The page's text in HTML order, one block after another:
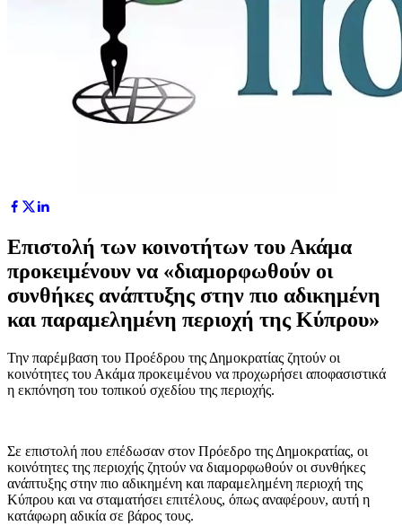
Επιστολή των κοινοτήτων του Ακάμα
προκειμένουν να «διαμορφωθούν οι
συνθήκες ανάπτυξης στην πιο αδικημένη
και παραμελημένη περιοχή της Κύπρου»
Την παρέμβαση του Προέδρου της Δημοκρατίας ζητούν οι
κοινότητες του Ακάμα προκειμένου να προχωρήσει αποφασιστικά
η εκπόνηση του τοπικού σχεδίου της περιοχής.
Σε επιστολή που επέδωσαν στον Πρόεδρο της Δημοκρατίας, οι
κοινότητες της περιοχής ζητούν να διαμορφωθούν οι συνθήκες
ανάπτυξης στην πιο αδικημένη και παραμελημένη περιοχή της
Κύπρου και να σταματήσει επιτέλους, όπως αναφέρουν, αυτή η
κατάφωρη αδικία σε βάρος τους.